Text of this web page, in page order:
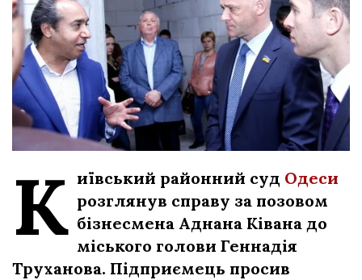
К иївський районний суд Одеси
розглянув справу за позовом
бізнесмена Аднана Ківана до
міського голови Геннадія
Труханова. Підприємець просив